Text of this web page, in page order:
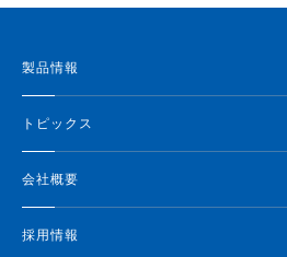
製品情報
トピックス
会社概要
採用情報